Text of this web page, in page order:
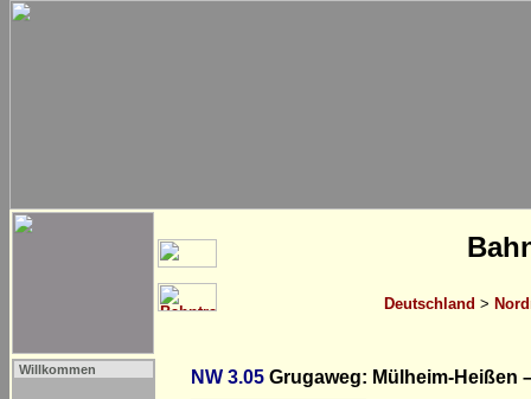
Deutschland >
Willkommen NW 3.05 Grugaweg: Mülheim-Heißen